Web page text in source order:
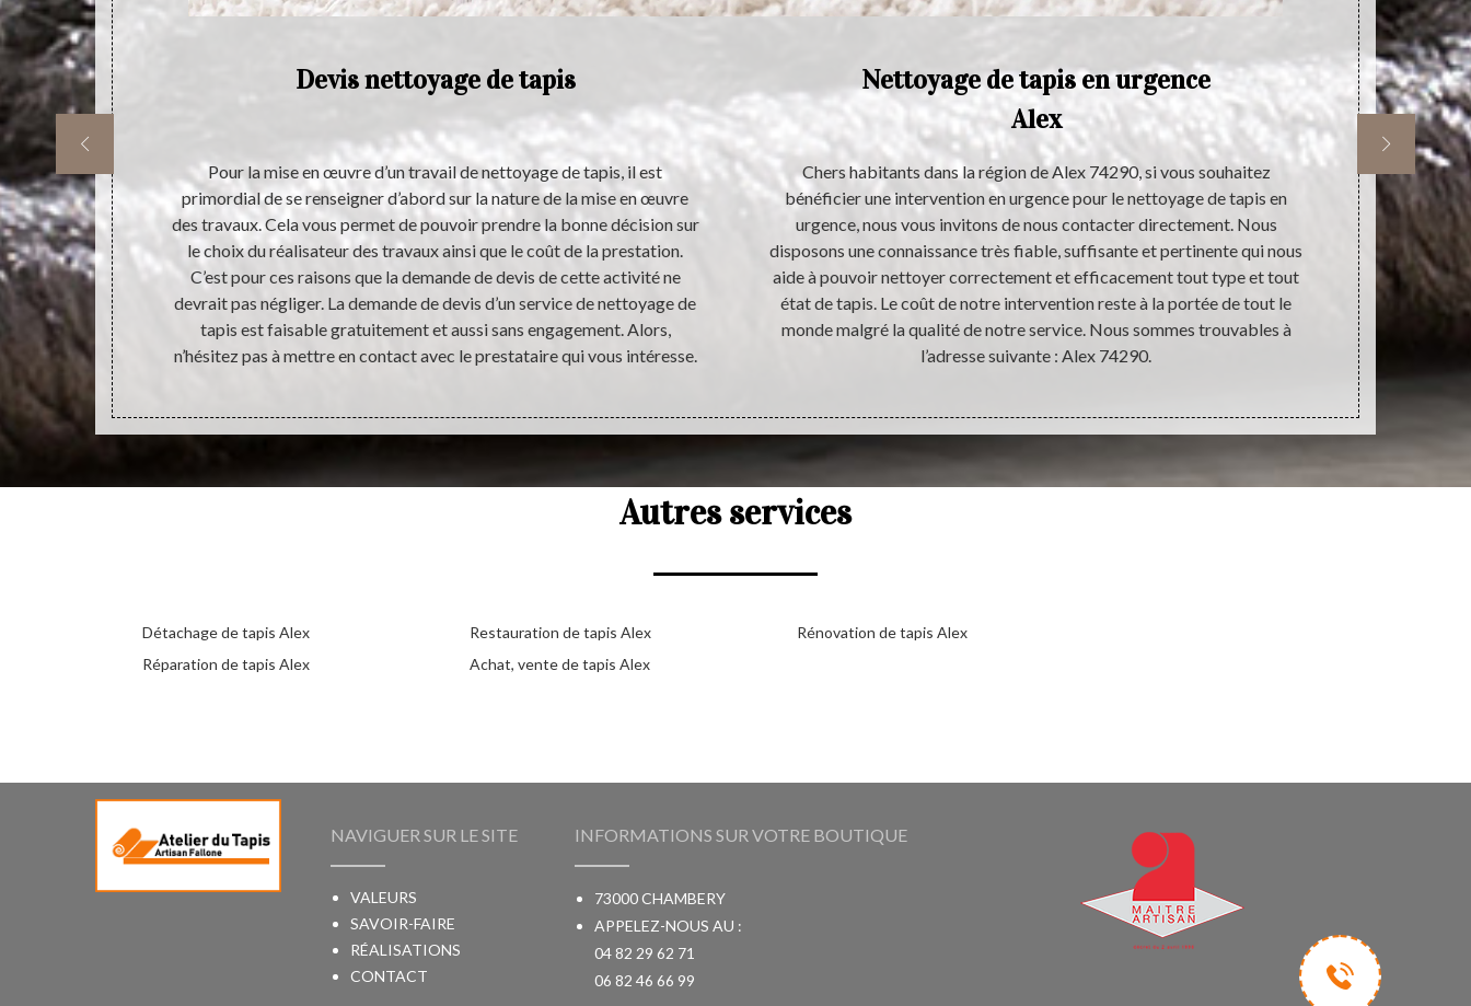
de
pour
et il va
confiance à
dresse
Pour
Devis nettoyage de tapis
Pour la mise en œuvre d’un travail de nettoyage de tapis, il est
primordial de se renseigner d’abord sur la nature de la mise en œuvre
des travaux. Cela vous permet de pouvoir prendre la bonne décision sur
le choix du réalisateur des travaux ainsi que le coût de la prestation.
C’est pour ces raisons que la demande de devis de cette activité ne
devrait pas négliger. La demande de devis d’un service de nettoyage de
tapis est faisable gratuitement et aussi sans engagement. Alors,
n’hésitez pas à mettre en contact avec le prestataire qui vous intéresse.
Nettoyage de tapis en urgence
Alex
Chers habitants dans la région de Alex 74290, si vous souhaitez
bénéficier une intervention en urgence pour le nettoyage de tapis en
urgence, nous vous invitons de nous contacter directement. Nous
disposons une connaissance très fiable, suffisante et pertinente qui nous
aide à pouvoir nettoyer correctement et efficacement tout type et tout
état de tapis. Le coût de notre intervention reste à la portée de tout le
monde malgré la qualité de notre service. Nous sommes trouvables à
l’adresse suivante : Alex 74290.
Si vous êtes
sur la mise
invitons
comme le
que nous
ayez une
Autres services
Détachage de tapis Alex
Réparation de tapis Alex
Restauration de tapis Alex
Achat, vente de tapis Alex
Rénovation de tapis Alex
NAVIGUER SUR LE SITE
VALEURS
SAVOIR-FAIRE
RÉALISATIONS
CONTACT
INFORMATIONS SUR VOTRE BOUTIQUE
73000 CHAMBERY
APPELEZ-NOUS AU :
04 82 29 62 71
06 82 46 66 99